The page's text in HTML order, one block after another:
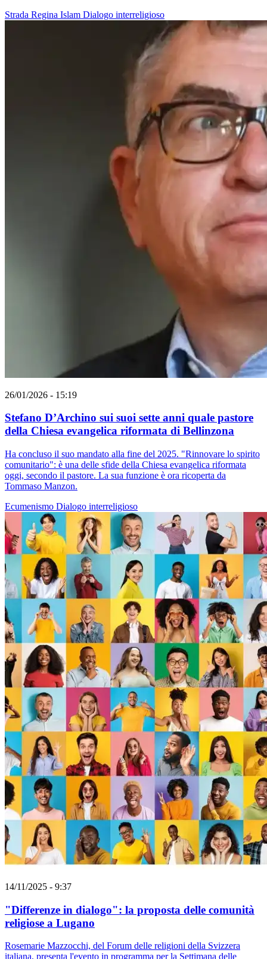
Strada Regina Islam Dialogo interreligioso
26/01/2026 - 15:19
Stefano D’Archino sui suoi sette anni quale pastore
della Chiesa evangelica riformata di Bellinzona
Ha concluso il suo mandato alla fine del 2025. "Rinnovare lo spirito
comunitario": è una delle sfide della Chiesa evangelica riformata
oggi, secondo il pastore. La sua funzione è ora ricoperta da
Tommaso Manzon.
Ecumenismo Dialogo interreligioso
14/11/2025 - 9:37
"Differenze in dialogo": la proposta delle comunità
religiose a Lugano
Rosemarie Mazzocchi, del Forum delle religioni della Svizzera
italiana, presenta l'evento in programma per la Settimana delle